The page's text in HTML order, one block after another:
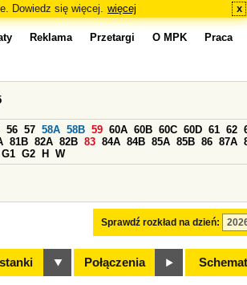
Dowiedz się więcej. więcej x
Reklama Przetargi O MPK Praca
Sprawdź rozkład na dzień:
56 57 58A 58B 59 60A 60B 60C 60D 61 62
81B 82A 82B 83 84A 84B 85A 85B 86 87A
G1 G2 H W
Połączenia